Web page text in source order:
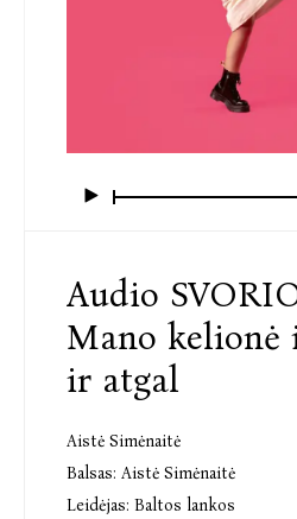
Audio
Mano kelionė
ir atgal
Aistė Simėnaitė
Balsas: Aistė Simėnaitė
Leidėjas: Baltos lankos